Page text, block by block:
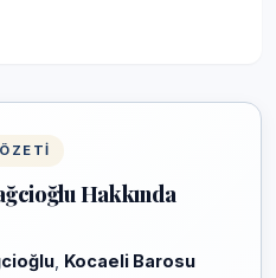
Hakkında
Kocaeli Barosu